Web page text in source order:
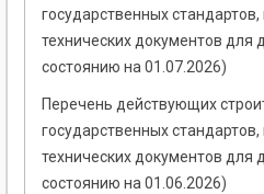
государственных
технических документов для
состоянию на 01.07.2026)
Перечень действующих
государственных
технических документов для
состоянию на 01.06.2026)